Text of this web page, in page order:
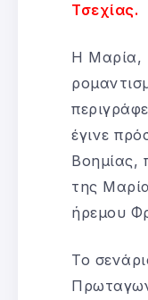
Τσεχίας.
Η Μαρία,
έγινε
Βοημίας,
της
ήρεμου
Το